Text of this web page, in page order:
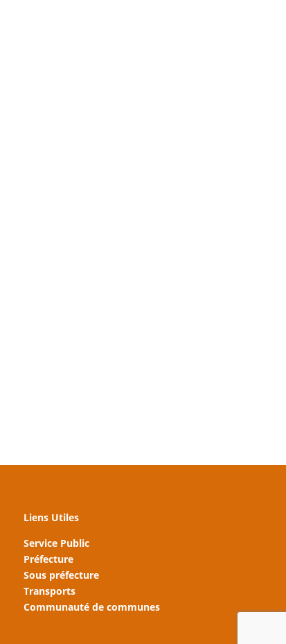
Liens Utiles
Service Public
Préfecture
Sous préfecture
Transports
Communauté de communes